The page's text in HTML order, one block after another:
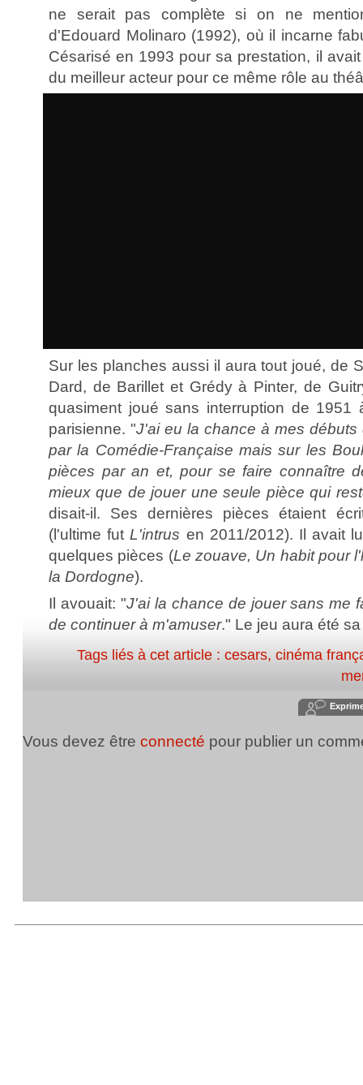
ne serait pas complète si on ne
d'Edouard Molinaro (1992), où il incarne
Césarisé en 1993 pour sa prestation, il
du meilleur acteur pour ce même rôle au
Sur les planches aussi il aura tout joué, de
Dard, de Barillet et Grédy à Pinter, de
quasiment joué sans interruption de
parisienne. "J'ai eu la chance à mes
par la Comédie-Française mais sur les
pièces par an et, pour se faire connaître
mieux que de jouer une seule pièce qui
disait-il. Ses dernières pièces étaient
(l'ultime futL'intrus en 2011/2012). Il avait
quelques pièces (Le zouave, Un habit pour
la Dordogne).
Il avouait: "J'ai la chance de jouer sans me
de continuer à m'amuser." Le jeu aura été
Tags liés à cet article : cesars, cinéma
Vous devez être connecté pour publier un